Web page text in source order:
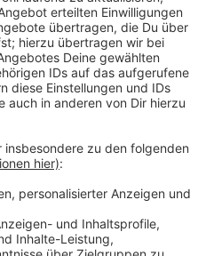
deutlich zu spüren",
Schulze Kalthoff. Dass
Spanien
erklärt
das "Team Corona"
Menschen sich nach ihrer
der Bundesregelungen
oder in Quarantäne
aus."